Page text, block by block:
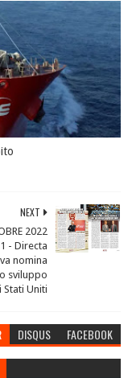
NEXT
2022
- Directa
nomina
sviluppo
Stati Uniti
DISQUS FACEBOOK